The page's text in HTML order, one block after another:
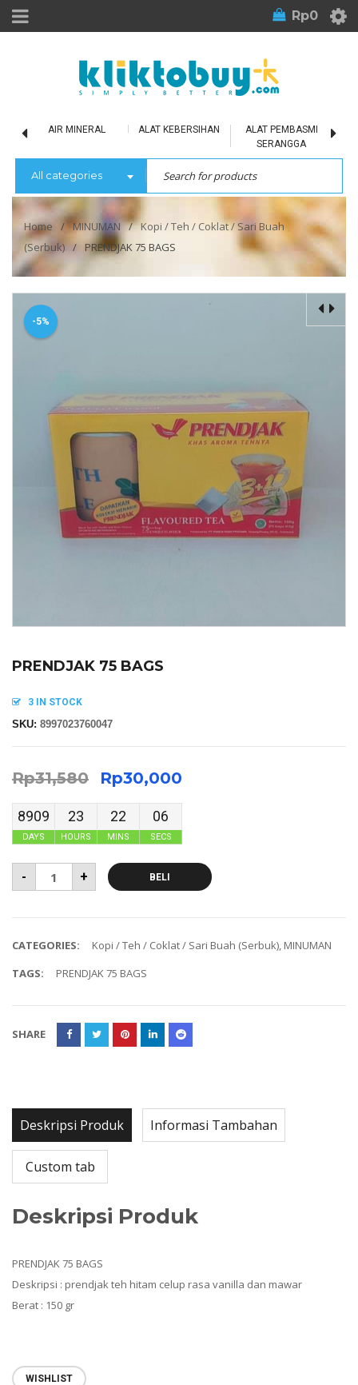
Rp0
AIR MINERAL ALAT KEBERSIHAN
ALAT PEMBASMI
SERANGGA
All categories
Home / MINUMAN /
Kopi / Teh / Coklat / Sari Buah
(Serbuk) / PRENDJAK 75 BAGS
-5%
PRENDJAK 75 BAGS
3 IN STOCK
SKU: 8997023760047
Rp31,580 Rp30,000
8909
DAYS
23
HOURS
22
MINS
05
SECS
- + BELI
CATEGORIES: Kopi / Teh / Coklat / Sari Buah (Serbuk), MINUMAN
TAGS:
PRENDJAK 75 BAGS
SHARE
Deskripsi Produk Informasi Tambahan
Custom tab
Deskripsi Produk
PRENDJAK 75 BAGS
Deskripsi : prendjak teh hitam celup rasa vanilla dan mawar
Berat : 150 gr
WISHLIST